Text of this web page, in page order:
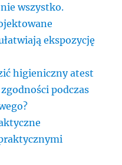
wszystko.
ekspozycję
higieniczny atest
podczas